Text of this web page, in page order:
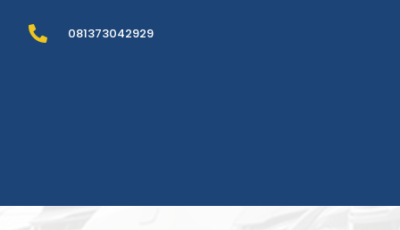
081373042929